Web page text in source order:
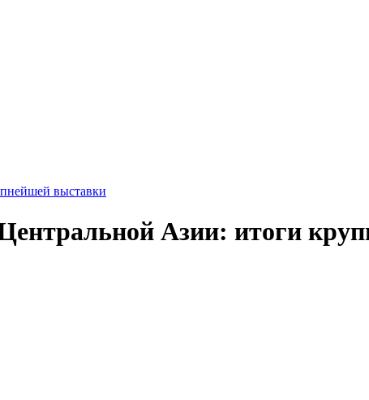
выставки
Азии: итоги